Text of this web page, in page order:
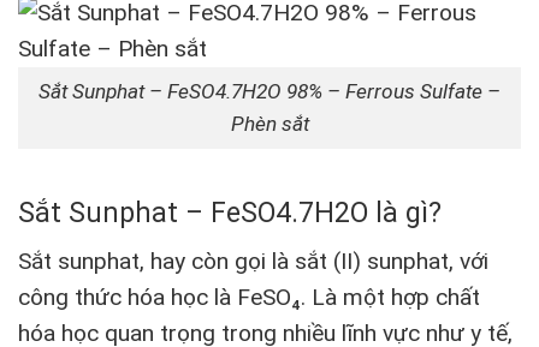
Sắt Sunphat – FeSO4.7H2O 98% – Ferrous Sulfate –
Phèn sắt
Sắt Sunphat – FeSO4.7H2O là gì?
Sắt sunphat, hay còn gọi là sắt (II) sunphat, với
công thức hóa học là FeSO₄. Là một hợp chất
hóa học quan trọng trong nhiều lĩnh vực như y tế,